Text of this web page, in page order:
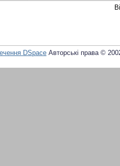
DSpace Авторські права ©